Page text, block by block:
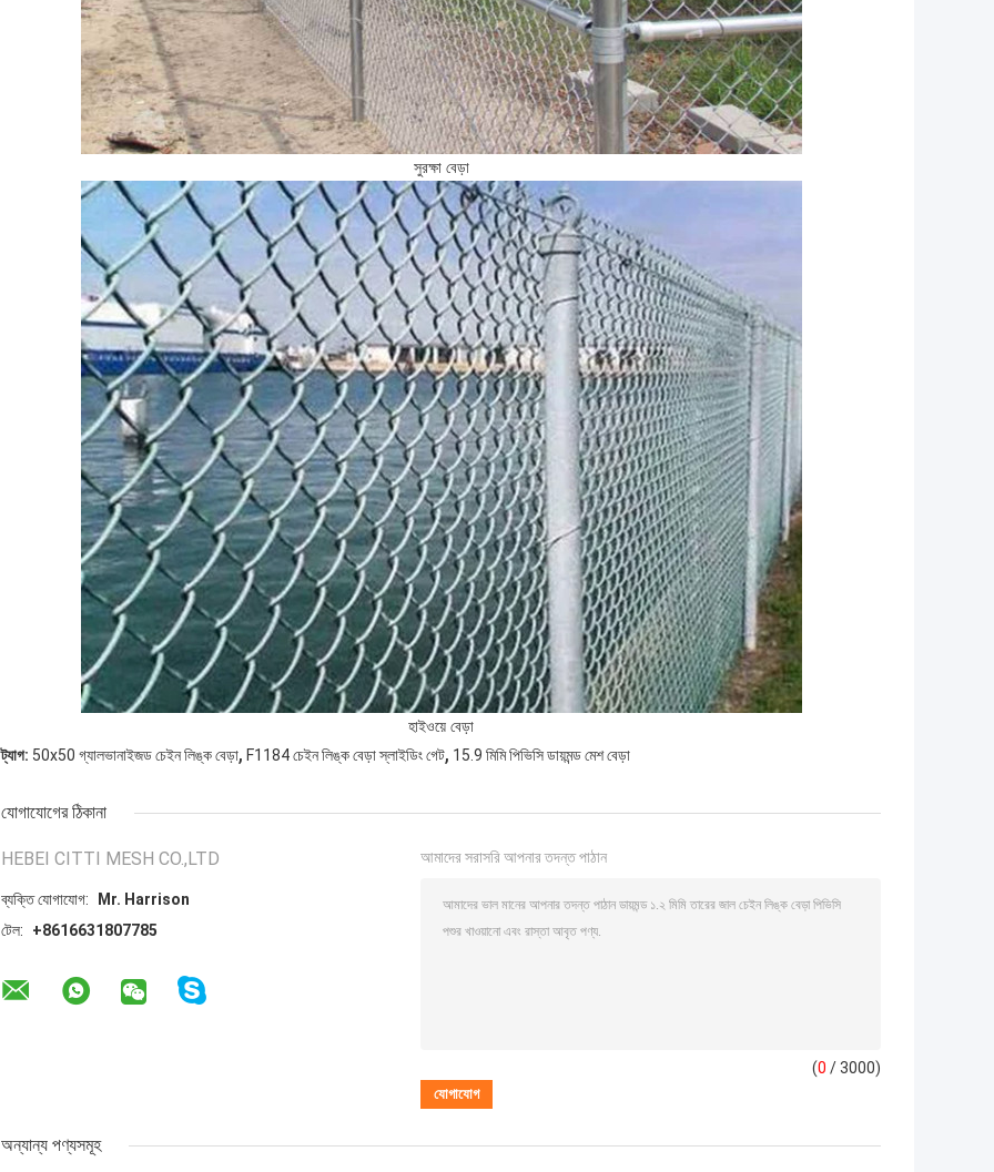
সুরক্ষা বেড়া
হাইওয়ে বেড়া
ট্যাগ: 50x50 গ্যালভানাইজড চেইন লিঙ্ক বেড়া, F1184 চেইন লিঙ্ক বেড়া স্লাইডিং গেট, 15.9 মিমি পিভিসি ডায়মন্ড মেশ বেড়া
যোগাযোগের ঠিকানা
HEBEI CITTI MESH CO.,LTD
ব্যক্তি যোগাযোগ:
Mr. Harrison
টেল:
+8616631807785
আমাদের সরাসরি আপনার তদন্ত পাঠান
(0 / 3000)
অন্যান্য পণ্যসমূহ